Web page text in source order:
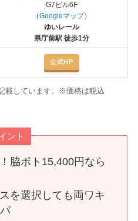
G7ビル6F
（Googleマップ）
ゆいレール
県庁前駅 徒歩1分
公式HP
載しています。※価格は税込
ント
脇ボト15,400円なら
を選択しても両ワキ